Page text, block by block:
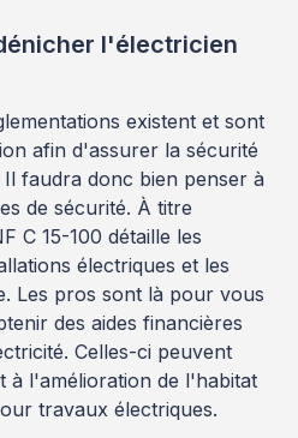
l'électricien
existent et sont
afin d'assurer la sécurité
faudra donc bien penser à
de sécurité. À titre
C 15-100 détaille les
électriques et les
Les pros sont là pour vous
des aides financières
Celles-ci peuvent
à l'amélioration de l'habitat
travaux électriques.